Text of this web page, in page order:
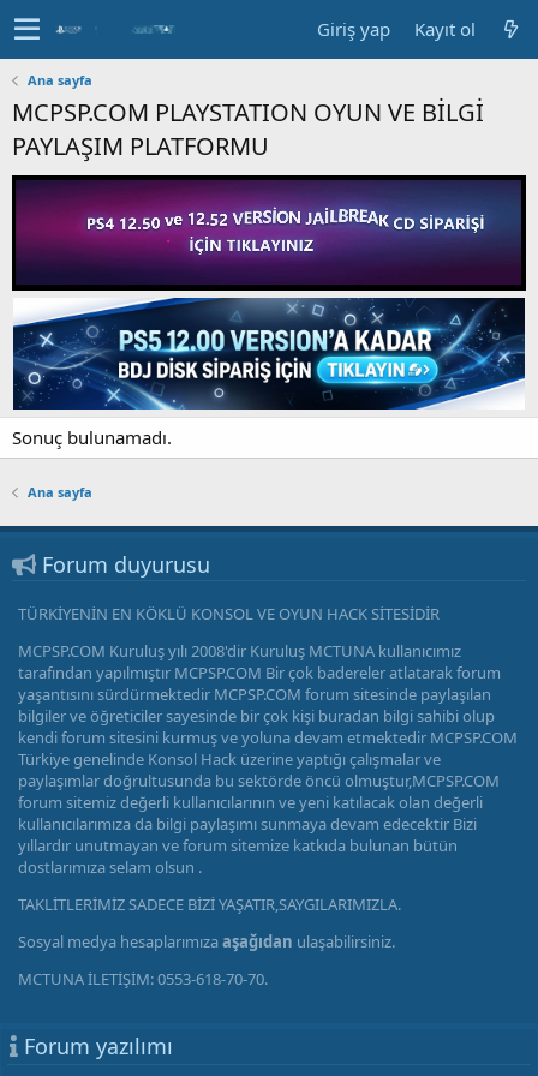
Giriş yap Kayıt ol
Ana sayfa
MCPSP.COM PLAYSTATION OYUN VE BİLGİ
PAYLAŞIM PLATFORMU
Sonuç bulunamadı.
Ana sayfa
Forum duyurusu
TÜRKİYENİN EN KÖKLÜ KONSOL VE OYUN HACK SİTESİDİR
MCPSP.COM Kuruluş yılı 2008'dir Kuruluş MCTUNA kullanıcımız
tarafından yapılmıştır MCPSP.COM Bir çok badereler atlatarak forum
yaşantısını sürdürmektedir MCPSP.COM forum sitesinde paylaşılan
bilgiler ve öğreticiler sayesinde bir çok kişi buradan bilgi sahibi olup
kendi forum sitesini kurmuş ve yoluna devam etmektedir MCPSP.COM
Türkiye genelinde Konsol Hack üzerine yaptığı çalışmalar ve
paylaşımlar doğrultusunda bu sektörde öncü olmuştur,MCPSP.COM
forum sitemiz değerli kullanıcılarının ve yeni katılacak olan değerli
kullanıcılarımıza da bilgi paylaşımı sunmaya devam edecektir Bizi
yıllardır unutmayan ve forum sitemize katkıda bulunan bütün
dostlarımıza selam olsun .
TAKLİTLERİMİZ SADECE BİZİ YAŞATIR,SAYGILARIMIZLA.
Sosyal medya hesaplarımızaaşağıdan ulaşabilirsiniz.
MCTUNA İLETİŞİM: 0553-618-70-70.
Forum yazılımı